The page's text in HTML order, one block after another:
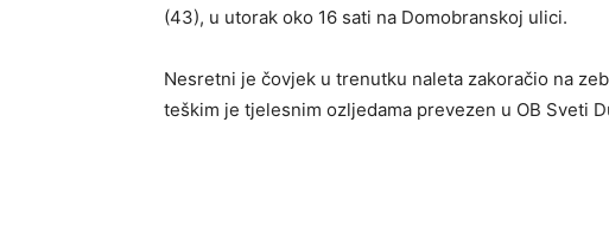
(43), u utorak oko 16 sati na Domobranskoj ulici.
Nesretni je čovjek u trenutku naleta zakoračio na
teškim je tjelesnim ozljedama prevezen u OB Sveti